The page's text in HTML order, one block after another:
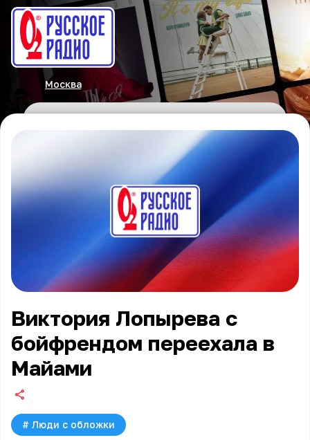
Москва
Виктория Лопырева с
бойфрендом переехала в
Майами
# Люди с обложки